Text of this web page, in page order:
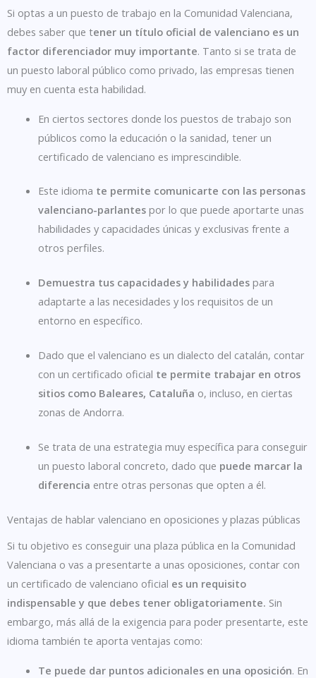
Si optas a un puesto de trabajo en la Comunidad Valenciana,
debes saber que tener un título oficial de valenciano es un
factor diferenciador muy importante. Tanto si se trata de
un puesto laboral público como privado, las empresas tienen
muy en cuenta esta habilidad.
En ciertos sectores donde los puestos de trabajo son
públicos como la educación o la sanidad, tener un
certificado de valenciano es imprescindible.
Este idioma te permite comunicarte con las personas
valenciano-parlantes por lo que puede aportarte unas
habilidades y capacidades únicas y exclusivas frente a
otros perfiles.
Demuestra tus capacidades y habilidades para
adaptarte a las necesidades y los requisitos de un
entorno en específico.
Dado que el valenciano es un dialecto del catalán, contar
con un certificado oficial te permite trabajar en otros
sitios como Baleares, Cataluña o, incluso, en ciertas
zonas de Andorra.
Se trata de una estrategia muy específica para conseguir
un puesto laboral concreto, dado que puede marcar la
diferencia entre otras personas que opten a él.
Ventajas de hablar valenciano en oposiciones y plazas públicas
Si tu objetivo es conseguir una plaza pública en la Comunidad
Valenciana o vas a presentarte a unas oposiciones, contar con
un certificado de valenciano oficial es un requisito
indispensable y que debes tener obligatoriamente. Sin
embargo, más allá de la exigencia para poder presentarte, este
idioma también te aporta ventajas como:
Te puede dar puntos adicionales en una oposición. En